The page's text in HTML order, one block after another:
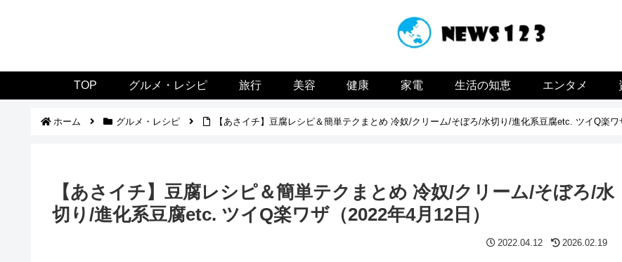
TOP グルメ・レシピ 旅行 美容 健康 家電 生活の知恵 エンタメ
ホーム グルメ・レシピ 【あさイチ】豆腐レシピ＆簡単テクまとめ 冷奴/クリーム/そぼろ/水切り/進化系豆腐etc. ツイQ楽ワ
【あさイチ】豆腐レシピ＆簡単テクまとめ 冷奴/クリーム/そぼろ/水
切り/進化系豆腐etc. ツイQ楽ワザ（2022年4月12日）
2022.04.12 2026.02.19